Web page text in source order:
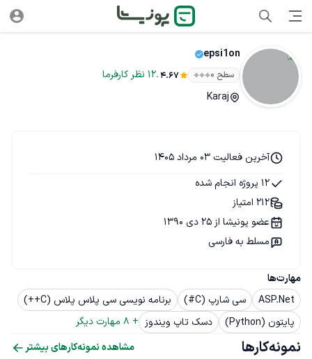
epsi1on
سطح ۰ 4.67
.
12 نظر کارفرما
Karaj
مهارت‌ها
ASP.Net
سی شارپ (C#)
برنامه نویسی سی پلاس پلاس (C++)
پایتون (Python)
دسک تاپ ویندوز +
8 مهارت دیگر
آخرین فعالیت 03 مرداد 1405
12 پروژه انجام شده
212 امتیاز
عضو پونیشا از 25 دی 1390
مسلط به فارسی
نمونه‌کارها مشاهده نمونه‌کارهای بیشتر